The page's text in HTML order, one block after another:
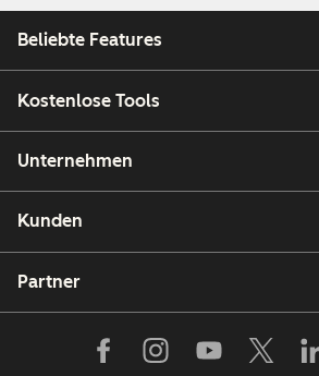
Beliebte Features
Kostenlose Tools
Unternehmen
Kunden
Partner